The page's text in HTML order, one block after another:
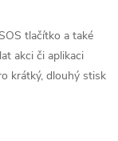
tlačítko a také
akci či aplikaci
krátký, dlouhý stisk